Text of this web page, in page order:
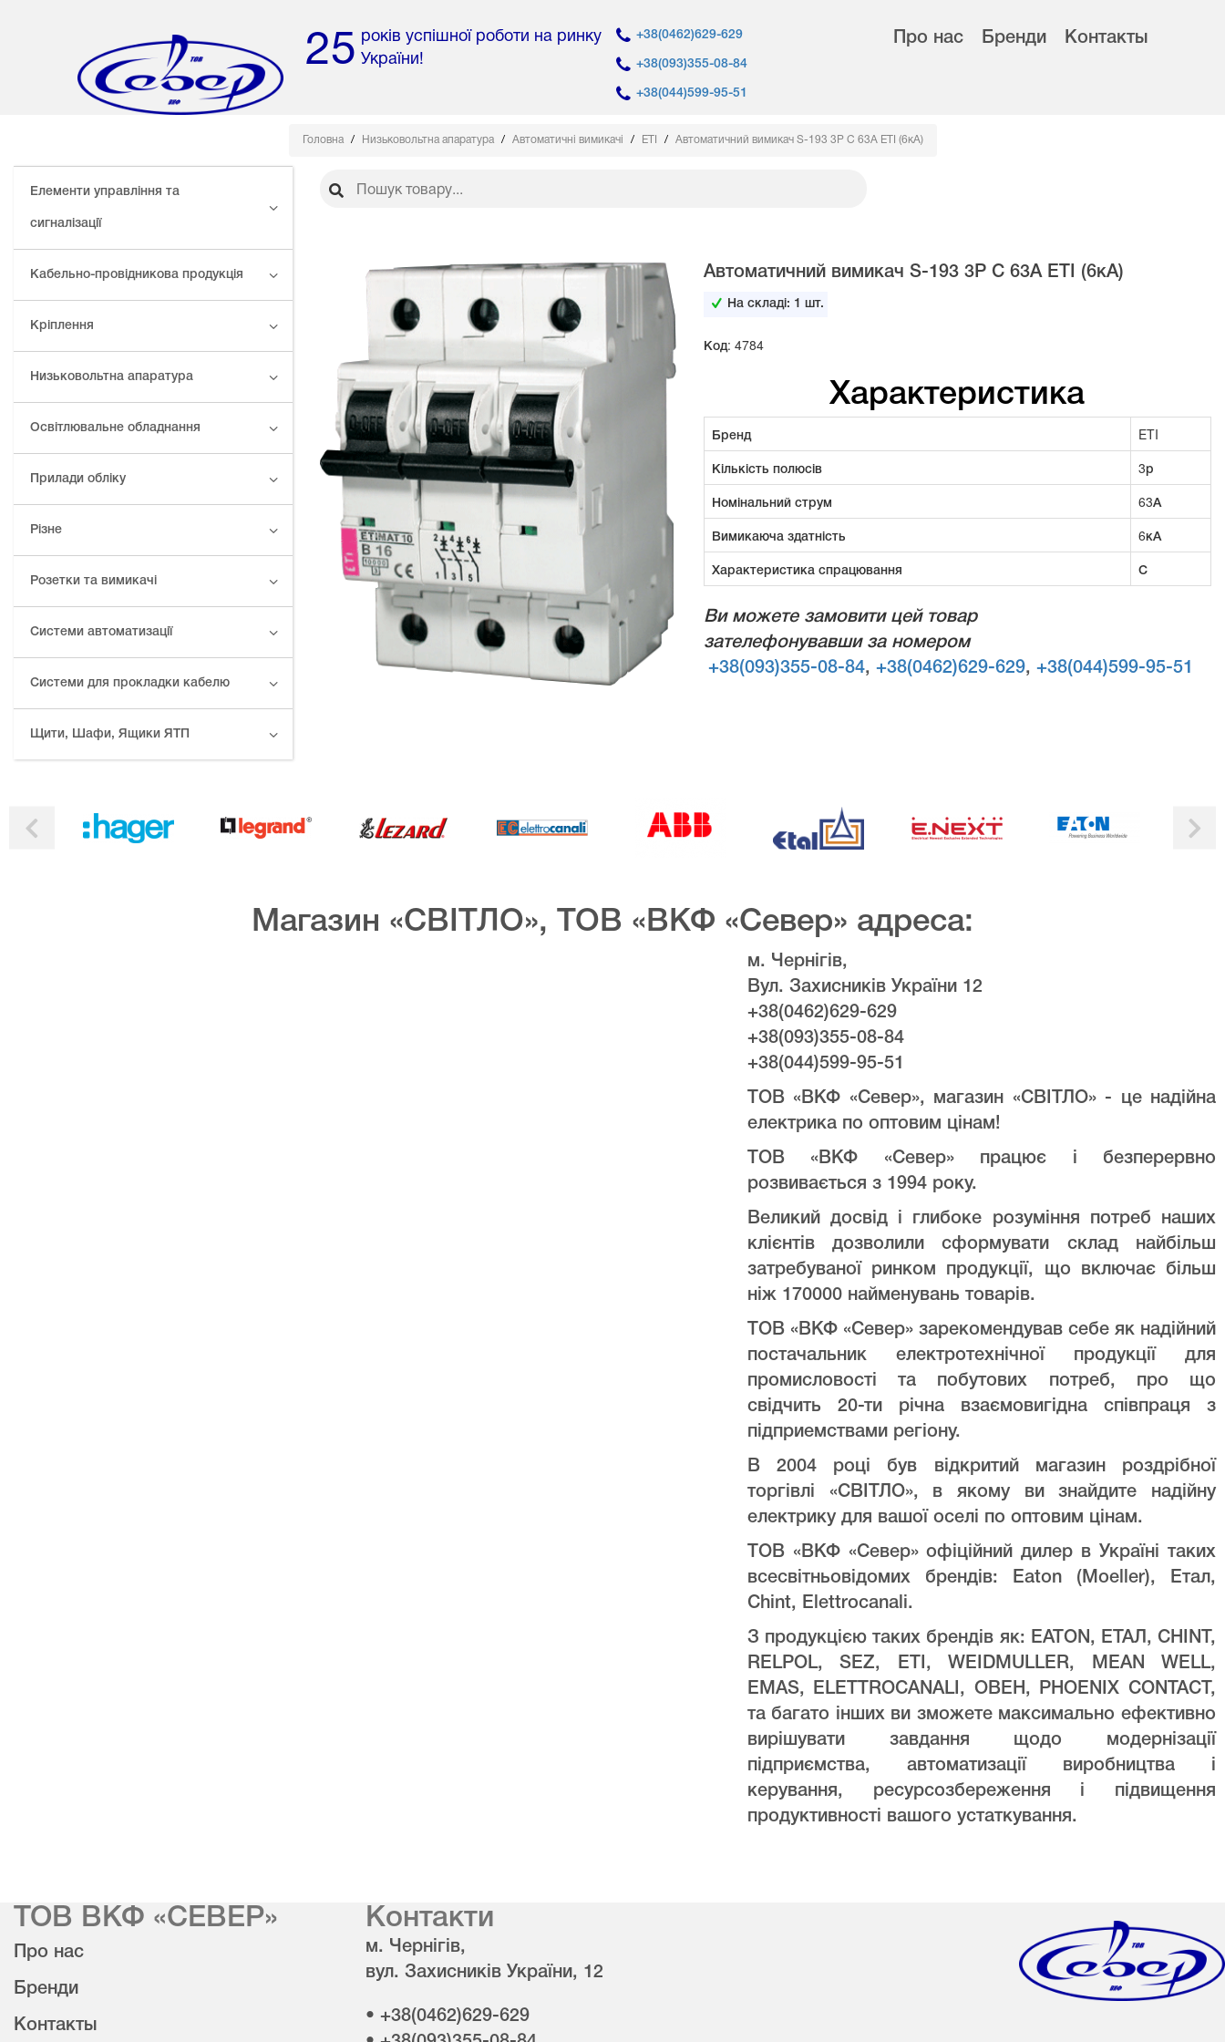
25 років успішної роботи на ринку
України!
+38(0462)629-629
+38(093)355-08-84
+38(044)599-95-51
Про нас Бренди Контакты
Елементи управління та
сигналізації
Кабельно-провідникова продукція
Кріплення
Низьковольтна апаратура
Освітлювальне обладнання
Прилади обліку
Різне
Розетки та вимикачі
Системи автоматизації
Системи для прокладки кабелю
Щити, Шафи, Ящики ЯТП
Головна Низьковольтна апаратура Автоматичні вимикачі ETI Автоматичний вимикач S-193 3P C 63A ETI (6кА)
Автоматичний вимикач S-193 3P C 63A ETI (6кА)
На складі: 1 шт.
Код: 4784
Характеристика
Бренд
ETI
Кількість полюсів
3р
Номінальний струм
63А
Вимикаюча здатність
6кА
Характеристика спрацювання
С
Ви можете замовити цей товар
зателефонувавши за номером
+38(093)355-08-84, +38(0462)629-629, +38(044)599-95-51
Магазин «СВІТЛО», ТОВ «ВКФ «Север» адреса:
м. Чернігів,
Вул. Захисників України 12
+38(0462)629-629
+38(093)355-08-84
+38(044)599-95-51
ТОВ «ВКФ «Север», магазин «СВІТЛО» - це надійна
електрика по оптовим цінам!
ТОВ «ВКФ «Север» працює і безперервно
розвивається з 1994 року.
Великий досвід і глибоке розуміння потреб наших
клієнтів дозволили сформувати склад найбільш
затребуваної ринком продукції, що включає більш
ніж 170000 найменувань товарів.
ТОВ «ВКФ «Север» зарекомендував себе як надійний
постачальник електротехнічної продукції для
промисловості та побутових потреб, про що
свідчить 20-ти річна взаємовигідна співпраця з
підприемствами регіону.
В 2004 році був відкритий магазин роздрібної
торгівлі «СВІТЛО», в якому ви знайдите надійну
електрику для вашої оселі по оптовим цінам.
ТОВ «ВКФ «Север» офіційний дилер в Україні таких
всесвітньовідомих брендів: Eaton (Moeller), Етал,
Chint, Elettrocanali.
З продукцією таких брендів як: EATON, ЕТАЛ, CHINT,
RELPOL, SEZ, ETI, WEIDMULLER, MEAN WELL,
EMAS, ELETTROCANALI, ОВЕН, PHOENIX CONTACT,
та багато інших ви зможете максимально ефективно
вирішувати завдання щодо модернізації
підприємства, автоматизації виробництва і
керування, ресурсозбереження і підвищення
продуктивності вашого устаткування.
ТОВ ВКФ «СЕВЕР»
Про нас
Бренди
Контакты
Контакти
м. Чернігів,
вул. Захисників України, 12
• +38(0462)629-629